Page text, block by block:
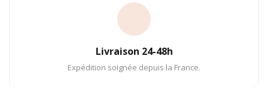
Livraison 24-48h
Expédition soignée depuis la France.